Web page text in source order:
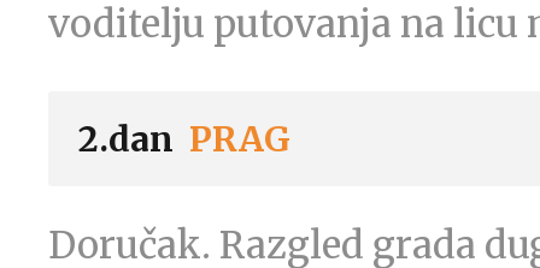
voditelju putovanja na licu
2.dan PRAG
Doručak. Razgled grada